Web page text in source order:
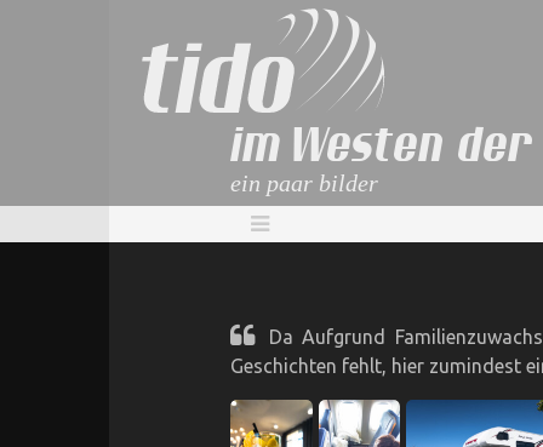
im Westen der
ein paar bilder
Da Aufgrund
Geschichten fehlt, hier zumindest